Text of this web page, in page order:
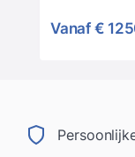
Vanaf €